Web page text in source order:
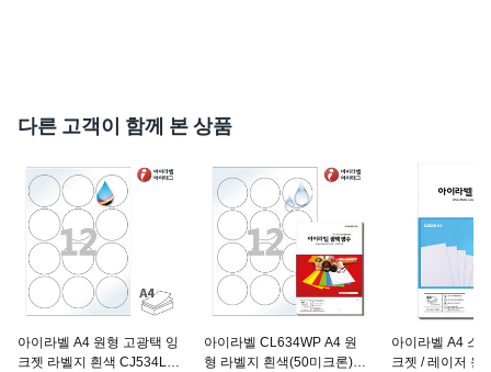
다른 고객이 함께 본 상품
아이라벨 A4 원형 고광택 잉
크젯 라벨지 흰색 CJ534LG,
아이라벨 CL634WP A4 원
형 라벨지 흰색(50미크론)
아이라벨 A4 스
크젯 / 레이저 원